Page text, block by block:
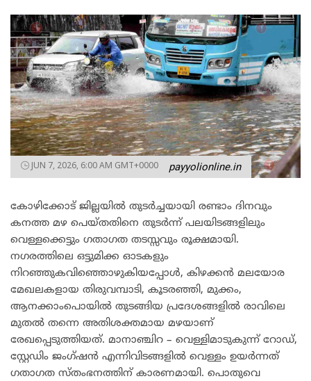
JUN 7, 2026, 6:00 AM GMT+0000 payyolionline.in
കോഴിക്കോട് ജില്ലയിൽ തുടർച്ചയായി രണ്ടാം ദിനവും
കനത്ത മഴ പെയ്തതിനെ തുടർന്ന് പലയിടങ്ങളിലും
വെള്ളക്കെട്ടും ഗതാഗത തടസ്സവും രൂക്ഷമായി.
നഗരത്തിലെ ഒട്ടുമിക്ക ഓടകളും
നിറഞ്ഞുകവിഞ്ഞൊഴുകിയപ്പോൾ, കിഴക്കൻ മലയോര
മേഖലകളായ തിരുവമ്പാടി, കൂടരഞ്ഞി, മുക്കം,
ആനക്കാംപൊയിൽ തുടങ്ങിയ പ്രദേശങ്ങളിൽ രാവിലെ
മുതൽ തന്നെ അതിശക്തമായ മഴയാണ്
രേഖപ്പെടുത്തിയത്. മാനാഞ്ചിറ – വെള്ളിമാടുകുന്ന് റോഡ്,
സ്റ്റേഡിം ജംഗ്ഷൻ എന്നിവിടങ്ങളിൽ വെള്ളം ഉയർന്നത്
ഗതാഗത സ്തംഭനത്തിന് കാരണമായി. പൊതുവെ